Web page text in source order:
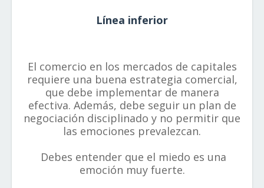
Línea inferior
El comercio en los mercados de capitales
requiere una buena estrategia comercial,
que debe implementar de manera
efectiva. Además, debe seguir un plan de
negociación disciplinado y no permitir que
las emociones prevalezcan.
Debes entender que el miedo es una
emoción muy fuerte.